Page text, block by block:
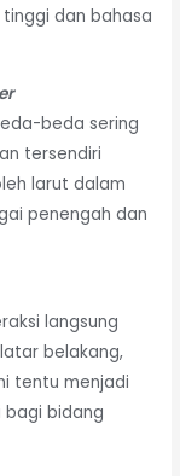
dan bahasa
beda sering
tersendiri
larut dalam
penengah dan
langsung
belakang,
tentu menjadi
bidang